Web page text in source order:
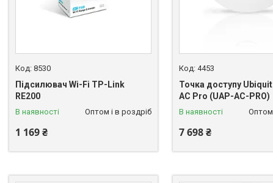
8530
Підсилювач Wi-Fi TP-Link
RE200
В наявності Оптом і в роздріб
1 169 ₴
4453
Точка доступу
AC Pro (UAP-AC-PRO)
В наявності Оптом
7 698 ₴